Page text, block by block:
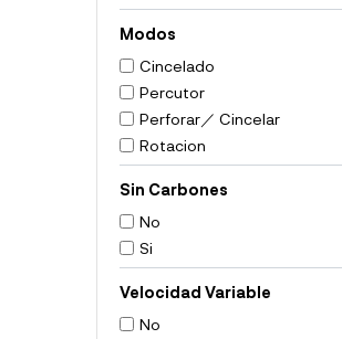
Modos
Cincelado
Percutor
Perforar／ Cincelar
Rotacion
Sin Carbones
No
Si
Velocidad Variable
No